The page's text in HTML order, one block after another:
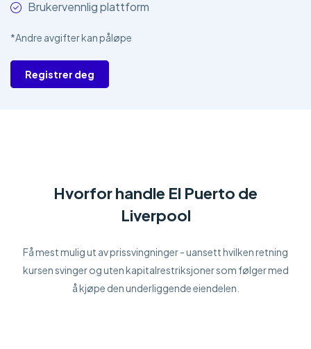
Brukervennlig plattform
*Andre avgifter kan påløpe
Registrer deg
Hvorfor handle El Puerto de
Liverpool
Få mest mulig ut av prissvingninger - uansett hvilken retning
kursen svinger og uten kapitalrestriksjoner som følger med
å kjøpe den underliggende eiendelen.